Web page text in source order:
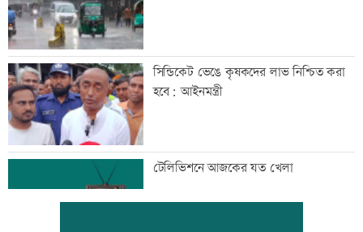
সিন্ডিকেট ভেঙে কৃষকদের লাভ নিশ্চিত করা
হবে: আইনমন্ত্রী
টেলিভিশনে আজকের যত খেলা